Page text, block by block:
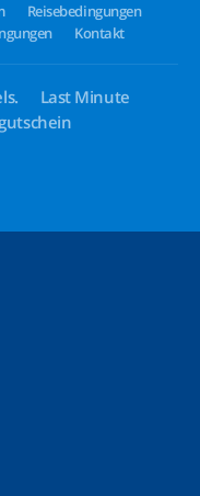
Reisebedingungen
Kontakt
Last Minute